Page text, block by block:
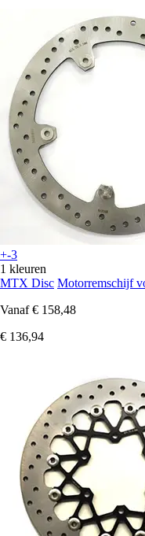
+-3
1 kleuren
MTX Disc Motorremschijf
Vanaf € 158,48
€ 136,94